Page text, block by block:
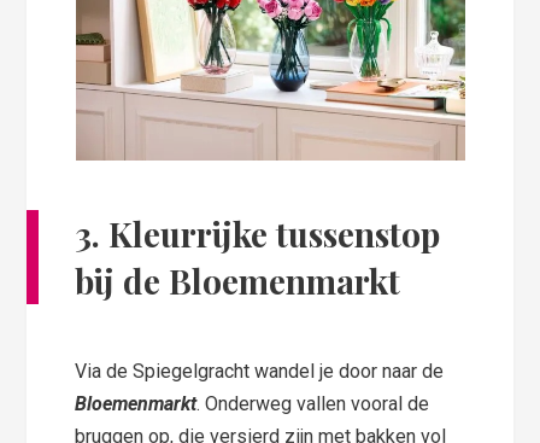
3. Kleurrijke tussenstop
bij de Bloemenmarkt
Via de Spiegelgracht wandel je door naar de
Bloemenmarkt. Onderweg vallen vooral de
bruggen op, die versierd zijn met bakken vol